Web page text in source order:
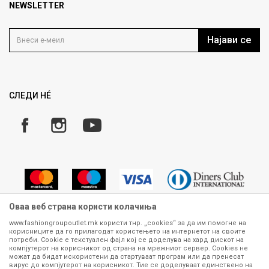
Продавница
Кариера
Политика на приватност
Како да купите
Замена и рефундација на производи
Плаќање
NEWSLETTER
Најави се
СЛЕДИ НÉ
Сите информации околу производите кои се изложени на нашата
онлајн продавница се стремиме да бидат конкретни, точни и прецизни,
меѓутоа не можеме да гарантираме дека се без ниту една грешка или
Оваа веб страна користи колачиња
www.fashiongroupoutlet.mk користи тнр. „cookies“ за да им помогне на
корисниците да го прилагодат користењето на интернетот на своите
потреби. Cookie е текстуален фајл кој се доделува на хард дискот на
компјутерот на корисникот од страна на мрежниот сервер. Cookies не
можат да бидат искористени да стартуваат програм или да пренесат
вирус до компјутерот на корисникот. Тие се доделуваат единствено на